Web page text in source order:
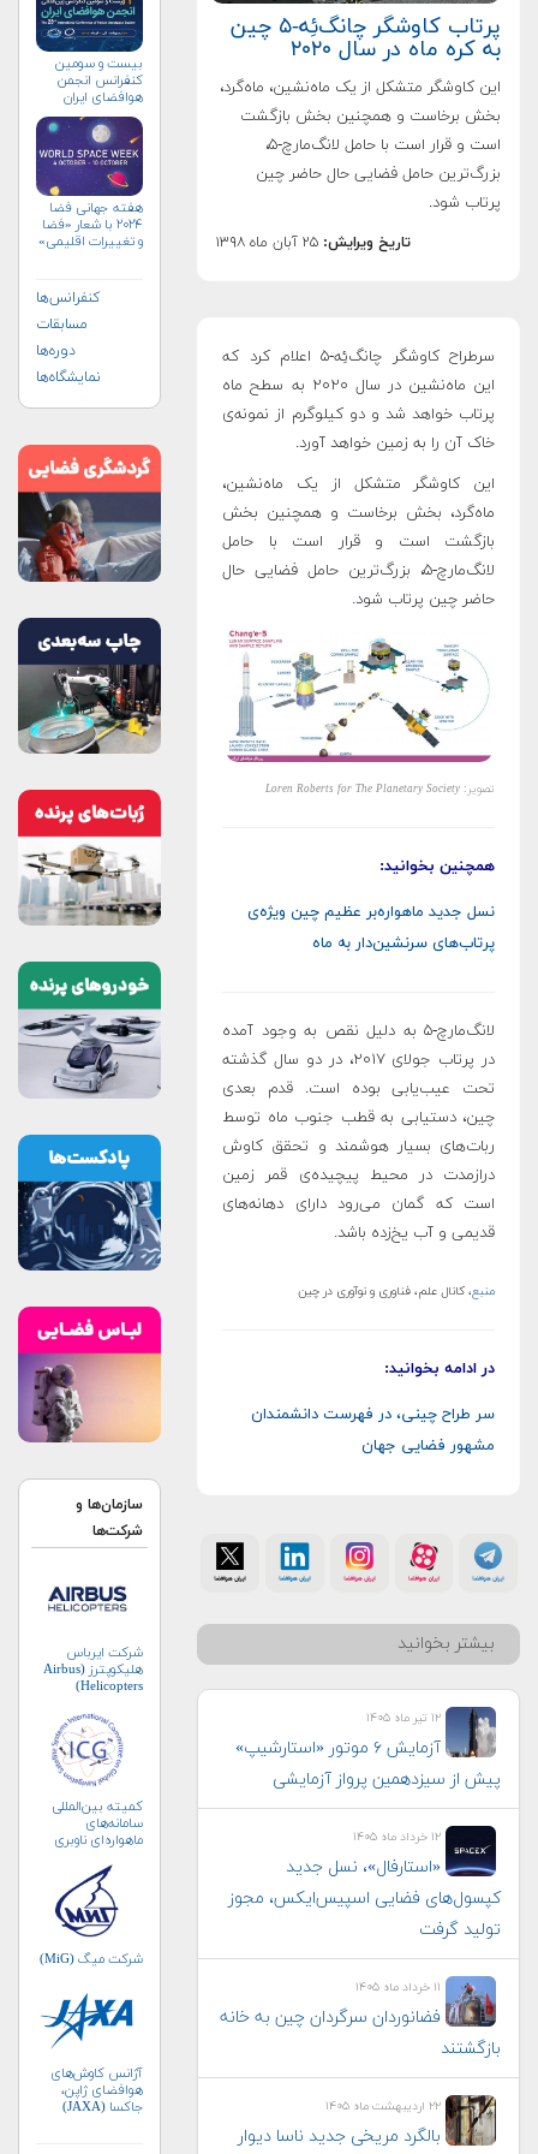
پرتاب کاوشگر چانگ‌ئِه-۵ چین
به کره ماه در سال ۲۰۲۰
این کاوشگر متشکل از یک ماه‌نشین، ماه‌گرد،
بخش برخاست و همچنین بخش بازگشت
است و قرار است با حامل لانگ‌مارچ-۵،
بزرگ‌ترین حامل فضایی حال حاضر چین
پرتاب شود.
تاریخ ویرایش: ۲۵ آبان ماه ۱۳۹۸
سرطراح کاوشگر چانگ‌ئِه-۵ اعلام کرد که
این ماه‌نشین در سال ۲۰۲۰ به سطح ماه
پرتاب خواهد شد و دو کیلوگرم از نمونه‌ی
خاک آن را به زمین خواهد آورد.
این کاوشگر متشکل از یک ماه‌نشین،
ماه‌گرد، بخش برخاست و همچنین بخش
بازگشت است و قرار است با حامل
لانگ‌مارچ-۵، بزرگ‌ترین حامل فضایی حال
حاضر چین پرتاب شود.
تصویر: Loren Roberts for The Planetary Society
همچنین بخوانید:
نسل جدید ماهواره‌بر عظیم چین ویژه‌ی
پرتاب‌های سرنشین‌دار به ماه
لانگ‌مارچ-۵ به دلیل نقص به وجود آمده
در پرتاب جولای ۲۰۱۷، در دو سال گذشته
تحت عیب‌یابی بوده است. قدم بعدی
چین، دستیابی به قطب جنوب ماه توسط
ربات‌های بسیار هوشمند و تحقق کاوش
درازمدت در محیط پیچیده‌ی قمر زمین
است که گمان می‌رود دارای دهانه‌های
قدیمی و آب یخ‌زده باشد.
منبع، کانال علم، فناوری و نوآوری در چین
در ادامه بخوانید:
سر طراح چینی، در فهرست دانشمندان
مشهور فضایی جهان
بیشتر بخوانید
۱۲ تیر ماه ۱۴۰۵
آزمایش ۶ موتور «استارشیپ»
پیش از سیزدهمین پرواز آزمایشی
۱۲ خرداد ماه ۱۴۰۵
«استارفال»، نسل جدید
کپسول‌های فضایی اسپیس‌ایکس، مجوز
تولید گرفت
۱۱ خرداد ماه ۱۴۰۵
فضانوردان سرگردان چین به خانه
بازگشتند
۲۲ اردیبهشت ماه ۱۴۰۵
بالگرد مریخی جدید ناسا دیوار
بیست و سومین
کنفرانس انجمن
هوافضای ايران
هفته جهانی فضا
۲۰۲۴ با شعار «فضا
و تغییرات اقلیمی»
کنفرانس‌ها
مسابقات
دوره‌ها
نمایشگاه‌ها
سازمان‌ها و
شرکت‌ها
شرکت ایرباس
هلیکوپترز (Airbus
Helicopters)
کمیته بین‌المللی
سامانه‌های
ماهواره‌ای ناوبری
شرکت میگ (MiG)
آژانس کاوش‌های
هوافضای ژاپن،
جاکسا (JAXA)